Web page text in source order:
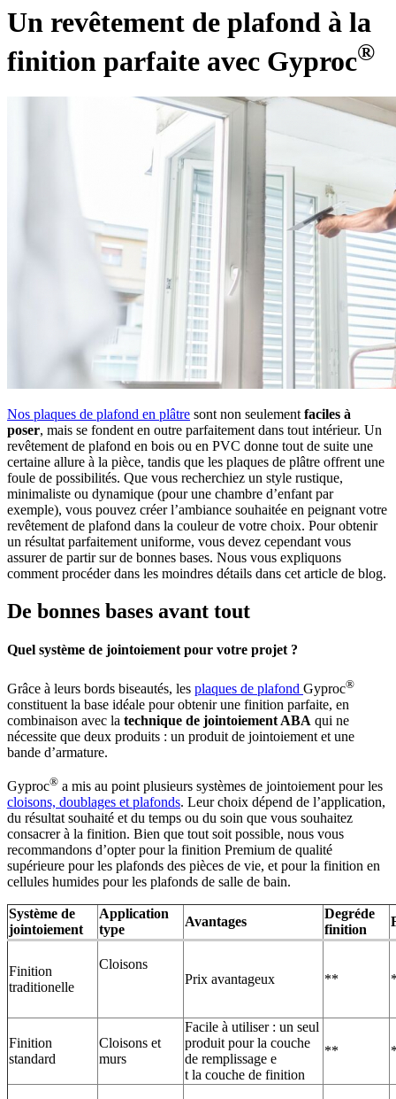
Un revêtement de plafond à la
finition parfaite avec Gyproc®
Nos plaques de plafond en plâtre sont non seulement faciles à
poser, mais se fondent en outre parfaitement dans tout intérieur. Un
revêtement de plafond en bois ou en PVC donne tout de suite une
certaine allure à la pièce, tandis que les plaques de plâtre offrent une
foule de possibilités. Que vous recherchiez un style rustique,
minimaliste ou dynamique (pour une chambre d’enfant par
exemple), vous pouvez créer l’ambiance souhaitée en peignant votre
revêtement de plafond dans la couleur de votre choix. Pour obtenir
un résultat parfaitement uniforme, vous devez cependant vous
assurer de partir sur de bonnes bases. Nous vous expliquons
comment procéder dans les moindres détails dans cet article de blog.
De bonnes bases avant tout
Quel système de jointoiement pour votre projet ?
Grâce à leurs bords biseautés, les plaques de plafond Gyproc®
constituent la base idéale pour obtenir une finition parfaite, en
combinaison avec la technique de jointoiement ABA qui ne
nécessite que deux produits : un produit de jointoiement et une
bande d’armature.
Gyproc® a mis au point plusieurs systèmes de jointoiement pour les
cloisons, doublages et plafonds. Leur choix dépend de l’application,
du résultat souhaité et du temps ou du soin que vous souhaitez
consacrer à la finition. Bien que tout soit possible, nous vous
recommandons d’opter pour la finition Premium de qualité
supérieure pour les plafonds des pièces de vie, et pour la finition en
cellules humides pour les plafonds de salle de bain.
Système de
jointoiement
Application
type
Avantages
Degréde
finition
Finition
traditionelle
Cloisons
Prix avantageux
**
Finition
standard
Cloisons et
murs
Facile à utiliser : un seul
produit pour la couche
de remplissage e
t la couche de finition
**